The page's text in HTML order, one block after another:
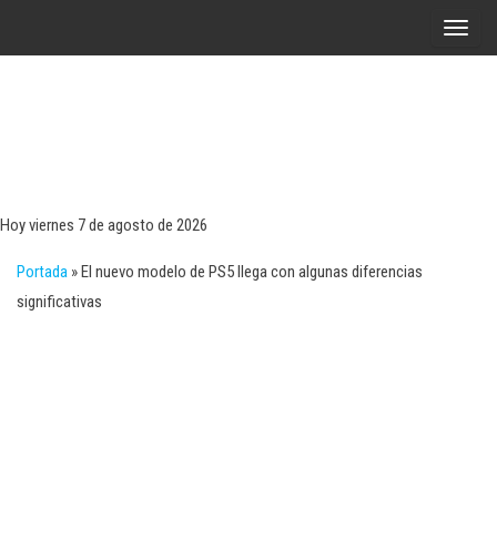
A
Hoy viernes 7 de agosto de 2026
Portada »El nuevo modelo de PS5 llega con algunas diferencias
significativas